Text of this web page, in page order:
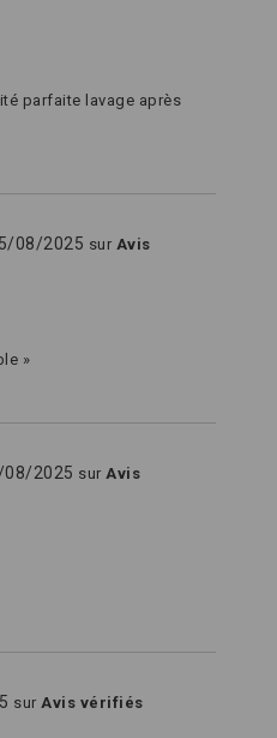
parfaite lavage après
08/2025 sur Avis
»
08/2025 surAvis
surAvis vérifiés